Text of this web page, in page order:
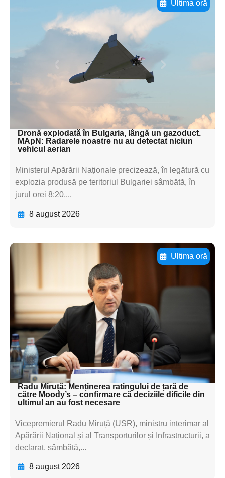
Ultima oră
Adaugă aici textul pentru
subtitluAdaugă aici
textul pentru
subtitluAdaugă aici
textul pentru
subtitluAdaugă aici
textul pentru subti
Dronă explodată în Bulgaria, lângă un gazoduct.
MApN: Radarele noastre nu au detectat niciun
vehicul aerian
Ministerul Apărării Naționale precizează, în legătură cu
explozia produsă pe teritoriul Bulgariei sâmbătă, în
jurul orei 8:20,...
8 august 2026
Ultima oră
Adaugă aici textul pentru
subtitluAdaugă aici
textul pentru
subtitluAdaugă aici
textul pentru
subtitluAdaugă aici
textul pentru subti
Radu Miruță: Menținerea ratingului de țară de
către Moody’s – confirmare că deciziile dificile din
ultimul an au fost necesare
Vicepremierul Radu Miruță (USR), ministru interimar al
Apărării Național și al Transporturilor și Infrastructurii, a
declarat, sâmbătă,...
8 august 2026